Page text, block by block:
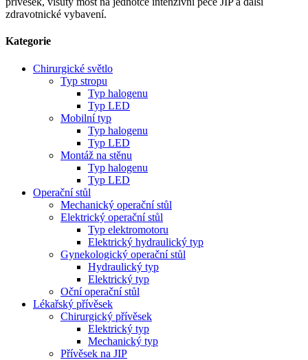
zdravotnické vybavení.
Kategorie
Chirurgické světlo
Typ stropu
Typ halogenu
Typ LED
Mobilní typ
Typ halogenu
Typ LED
Montáž na stěnu
Typ halogenu
Typ LED
Operační stůl
Mechanický operační stůl
Elektrický operační stůl
Typ elektromotoru
Elektrický hydraulický typ
Gynekologický operační stůl
Hydraulický typ
Elektrický typ
Oční operační stůl
Lékařský přívěsek
Chirurgický přívěsek
Elektrický typ
Mechanický typ
Přívěsek na JIP